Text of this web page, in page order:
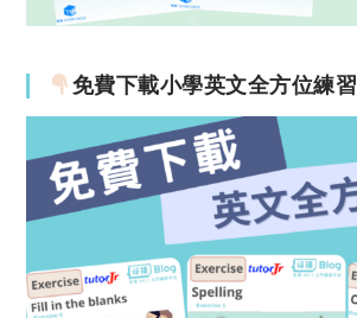
免費下載小學英文全方位練習